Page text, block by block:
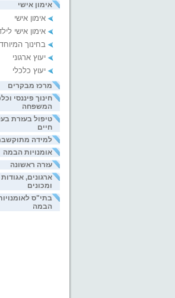
אימון אישי
אימון אישי
אימון אישי
בחינוך המיוחד
יעוץ ארגוני
יעוץ כלכלי
מרכז מבקרים
חינוך פיננסי
המשפחה
טיפול בעזרת
חיים
למידה
אומנויות הבמה
עזרה ראשונה
ארגונים, אגודות
ומכונים
בתי"ס
הבמה